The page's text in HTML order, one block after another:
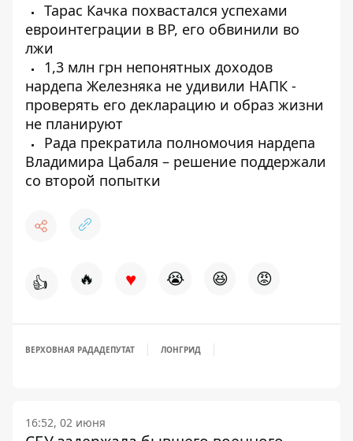
Тарас Качка похвастался успехами
евроинтеграции в ВР, его обвинили во
лжи
1,3 млн грн непонятных доходов
нардепа Железняка не удивили НАПК -
проверять его декларацию и образ жизни
не планируют
Рада прекратила полномочия нардепа
Владимира Цабаля – решение поддержали
со второй попытки
👍 🔥 ♥ 😭 😆 😡
ВЕРХОВНАЯ РАДАДЕПУТАТ ЛОНГРИД
16:52, 02 июня